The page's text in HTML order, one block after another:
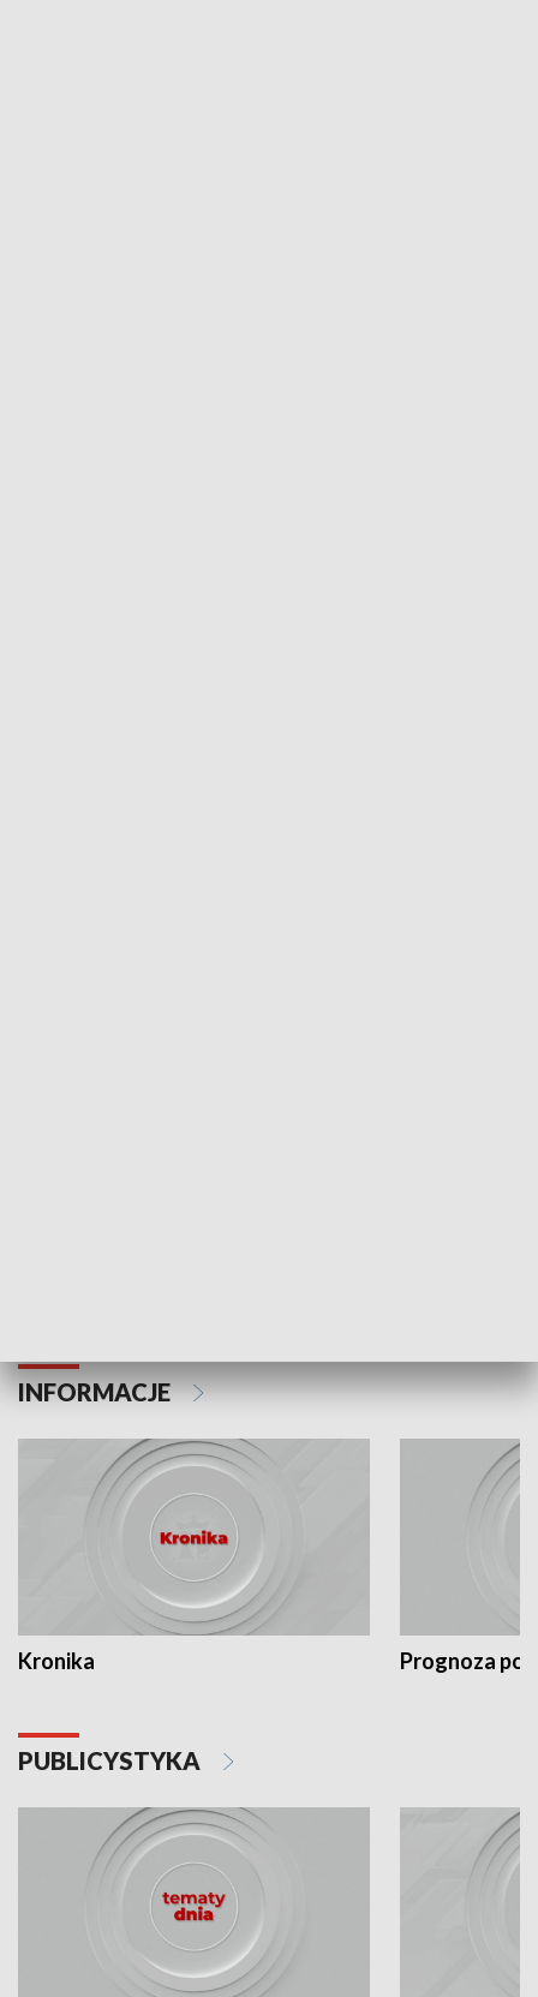
INFORMACJE
Kronika Prognoza
PUBLICYSTYKA